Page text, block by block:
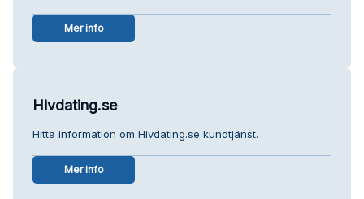
Mer info
Hivdating.se
Hitta information om Hivdating.se kundtjänst.
Mer info